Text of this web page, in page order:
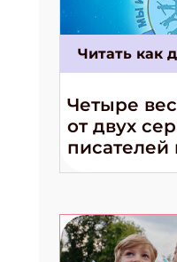
Читать как
Четыре
от двух